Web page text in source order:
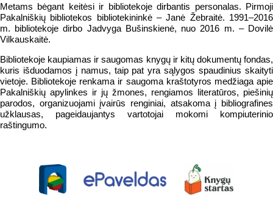
Metams bėgant keitėsi ir bibliotekoje dirbantis personalas. Pirmoji
Pakalniškių bibliotekos bibliotekininkė – Janė Žebraitė. 1991–2016
m. bibliotekoje dirbo Jadvyga Bušinskienė, nuo 2016 m. – Dovilė
Vilkauskaitė.
Bibliotekoje kaupiamas ir saugomas knygų ir kitų dokumentų fondas,
kuris išduodamos į namus, taip pat yra sąlygos spaudinius skaityti
vietoje. Bibliotekoje renkama ir saugoma kraštotyros medžiaga apie
Pakalniškių apylinkes ir jų žmones, rengiamos literatūros, piešinių
parodos, organizuojami įvairūs renginiai, atsakoma į bibliografines
užklausas, pageidaujantys vartotojai mokomi kompiuterinio
raštingumo.